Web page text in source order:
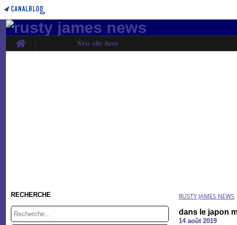
Home New site here
RECHERCHE RUSTY JAMES NEWS
dans le japon
14 août 2019